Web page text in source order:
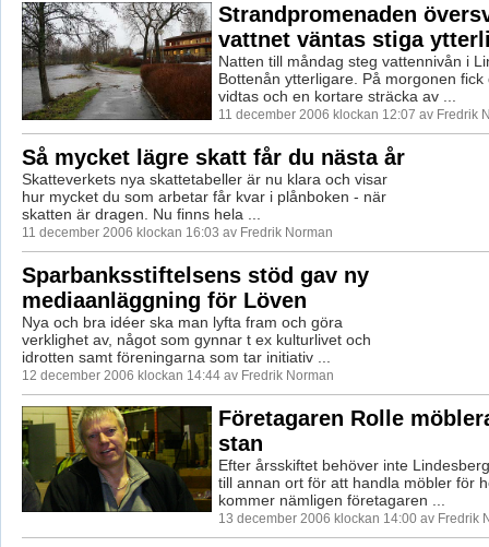
Strandpromenaden
vattnet väntas stiga
Natten till måndag steg vattennivån i
Bottenån ytterligare. På morgonen
vidtas och en kortare sträcka av ...
11 december 2006 klockan 12:07 av Fredrik
Så mycket lägre skatt får du nästa år
Skatteverkets nya skattetabeller är nu klara och visar
hur mycket du som arbetar får kvar i plånboken - när
skatten är dragen. Nu finns hela ...
11 december 2006 klockan 16:03 av Fredrik Norman
Sparbanksstiftelsens stöd gav ny
mediaanläggning för Löven
Nya och bra idéer ska man lyfta fram och göra
verklighet av, något som gynnar t ex kulturlivet och
idrotten samt föreningarna som tar initiativ ...
12 december 2006 klockan 14:44 av Fredrik Norman
Företagaren Rolle
stan
Efter årsskiftet behöver inte
till annan ort för att handla möbler för
kommer nämligen företagaren ...
13 december 2006 klockan 14:00 av Fredrik